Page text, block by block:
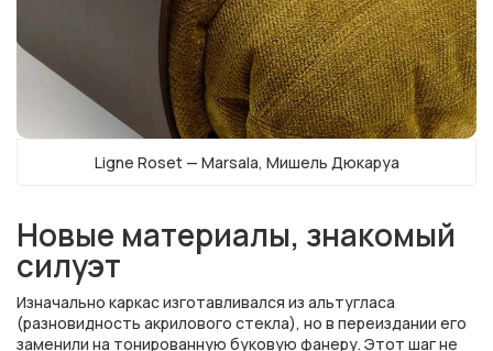
Ligne Roset — Marsala, Мишель Дюкаруа
Новые материалы, знакомый
силуэт
Изначально каркас изготавливался из альтугласа
(разновидность акрилового стекла), но в переиздании его
заменили на тонированную буковую фанеру. Этот шаг не